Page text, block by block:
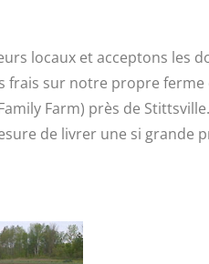
locaux et acceptons les
sur notre propre ferme
Farm) près de
de livrer une si grande